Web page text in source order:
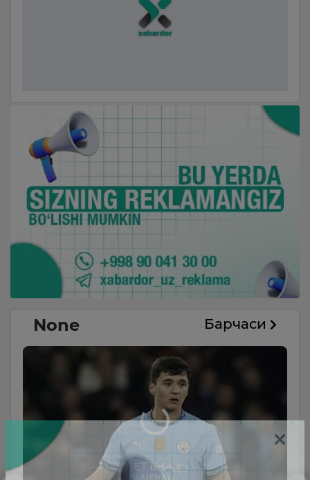
None Барчаси